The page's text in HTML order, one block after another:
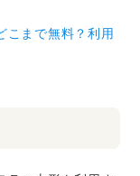
こまで無料？利用